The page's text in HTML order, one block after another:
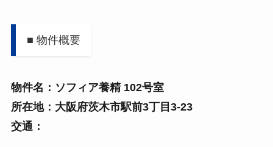
■ 物件概要
物件名：ソフィア養精 102号室
所在地：大阪府茨木市駅前3丁目3-23
交通：